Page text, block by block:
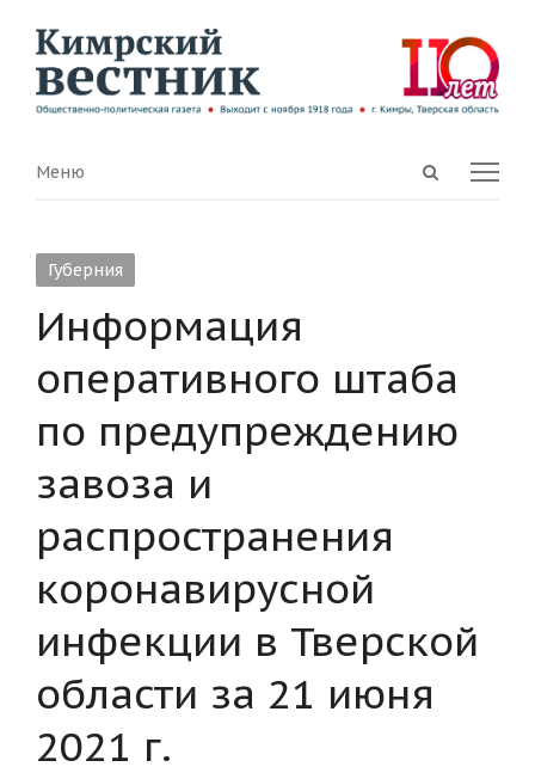
Open
Menu
Меню
Губерния
Информация
оперативного штаба
по предупреждению
завоза и
распространения
коронавирусной
инфекции в Тверской
области за 21 июня
2021 г.